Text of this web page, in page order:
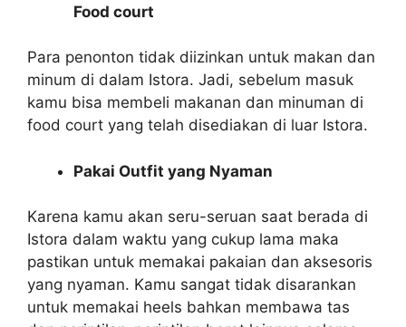
Food court
Para penonton tidak diizinkan untuk makan dan
minum di dalam Istora. Jadi, sebelum masuk
kamu bisa membeli makanan dan minuman di
food court yang telah disediakan di luar Istora.
Pakai Outfit yang Nyaman
Karena kamu akan seru-seruan saat berada di
Istora dalam waktu yang cukup lama maka
pastikan untuk memakai pakaian dan aksesoris
yang nyaman. Kamu sangat tidak disarankan
untuk memakai heels bahkan membawa tas